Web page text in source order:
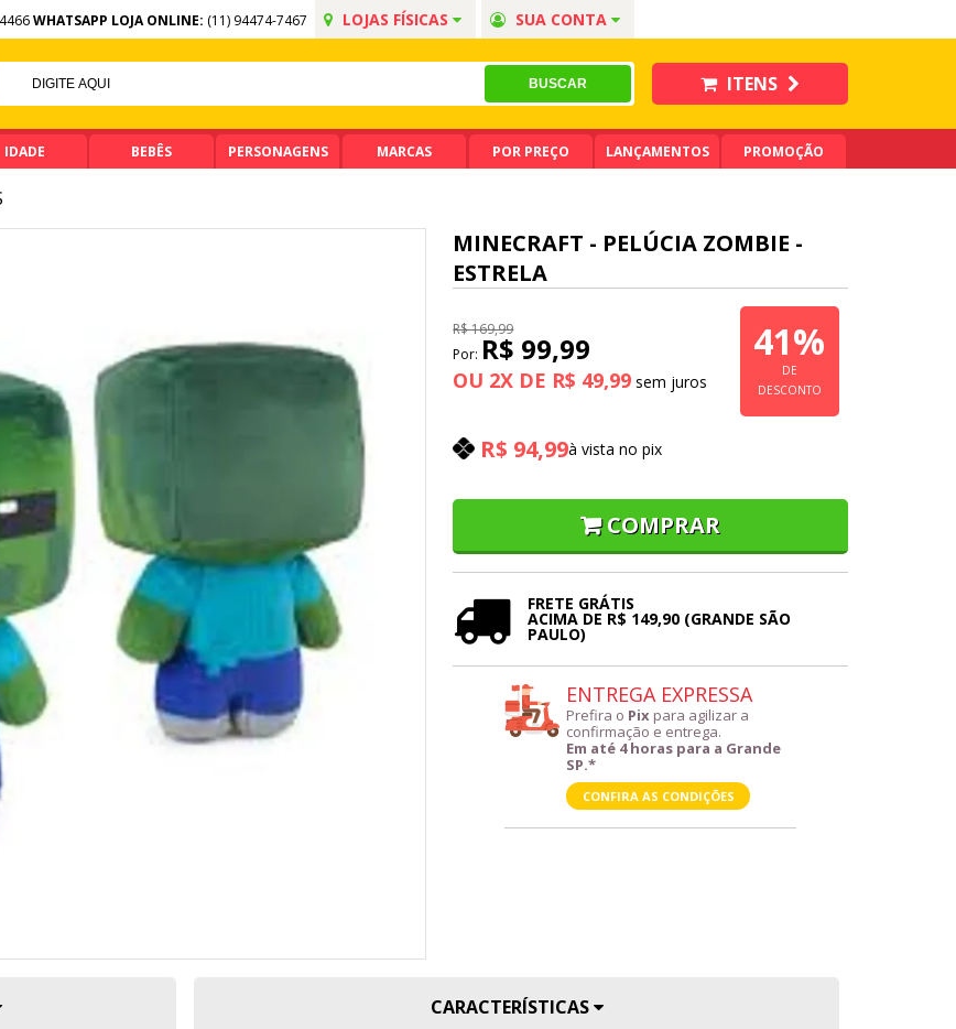
WHATSAPP LOJA ONLINE: (11) 94474-7467 LOJAS FÍSICAS SUA CONTA
NO PIX
R$ 99,90
ITENS
IDADE BEBÊS PERSONAGENS MARCAS POR PREÇO LANÇAMENTOS PROMOÇÃO
MINECRAFT - PELÚCIA ZOMBIE -
ESTRELA
R$ 169,99
Por: R$ 99,99
OU 2X DE R$ 49,99
41%
DE
DESCONTO
R$ 94,99à vista no pix
COMPRAR
FRETE GRÁTIS
ACIMA DE R$ 149,90 (GRANDE SÃO
PAULO)
ENTREGA EXPRESSA
Prefira o Pix para agilizar a
confirmação e entrega.
Em até 4 horas para a Grande
SP.*
CONFIRA AS CONDIÇÕES
CARACTERÍSTICAS